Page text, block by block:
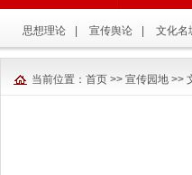
思想理论 宣传舆论 文化名
当前位置： 首页 >> 宣传园地 >>